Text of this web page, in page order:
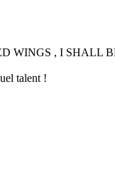
WINGS , I SHALL
talent !